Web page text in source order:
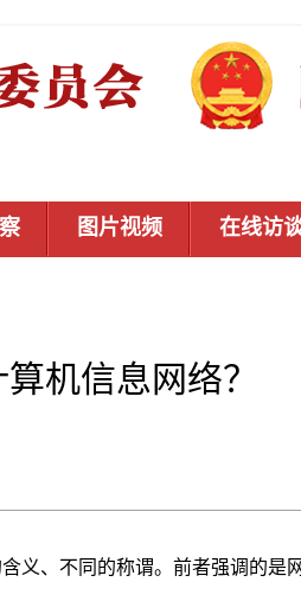
图片视频 在线访
机信息网络？
义、不同的称谓。前者强调的是